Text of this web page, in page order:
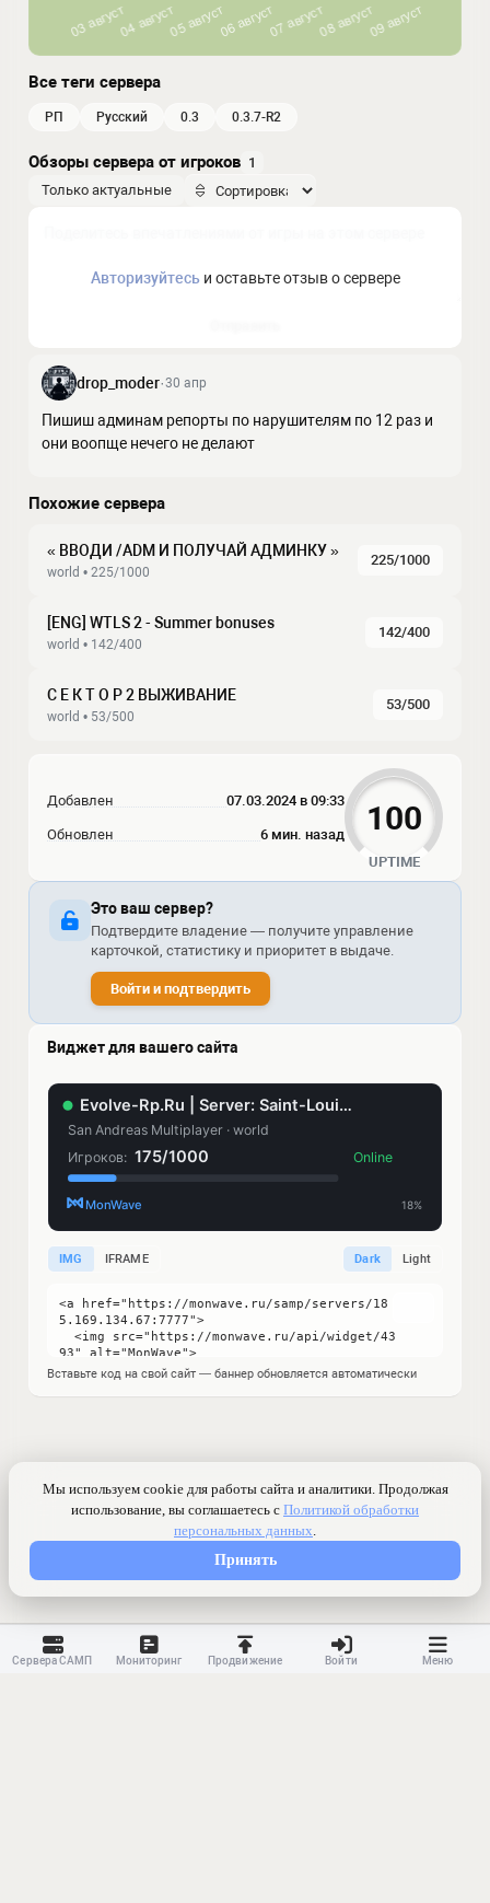
Все теги сервера
РП русский 0.3 0.3.7-R2
Обзоры сервера от игроков 1
Только актуальные
Авторизуйтесьи оставьте отзыв о сервере
drop_moder·30 апр
Пишиш админам репорты по нарушителям по 12 раз и
они воопще нечего не делают
Похожие сервера
« ВВОДИ /ADM И ПОЛУЧАЙ АДМИНКУ »
world • 225/1000
225/1000
[ENG] WTLS 2 - Summer bonuses
world • 142/400
142/400
С Е К Т О Р 2 ВЫЖИВАНИЕ
world • 53/500
53/500
Добавлен 07.03.2024 в 09:33
Обновлен 6 мин. назад 100
UPTIME
Это ваш сервер?
Подтвердите владение — получите управление
карточкой, статистику и приоритет в выдаче.
Войти и подтвердить
Виджет для вашего сайта
IMG IFRAME Dark Light
Вставьте код на свой сайт — баннер обновляется автоматически
Сервера САМП Мониторинг Продвижение Войти Меню